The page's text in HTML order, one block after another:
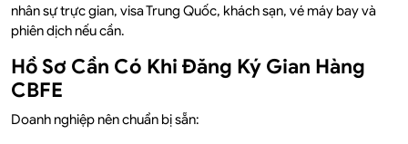
nhân sự trực gian, visa Trung Quốc, khách sạn, vé máy bay và
phiên dịch nếu cần.
Hồ Sơ Cần Có Khi Đăng Ký Gian Hàng
CBFE
Doanh nghiệp nên chuẩn bị sẵn: